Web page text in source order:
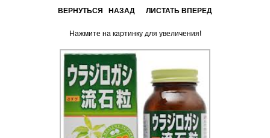
ВЕРНУТЬСЯ НАЗАД ЛИСТАТЬ ВПЕРЕД
Нажмите на картинку для увеличения!